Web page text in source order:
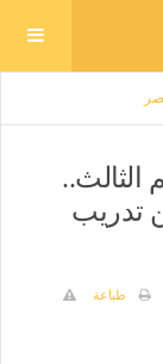
الثالث..
تدريب
طباعة